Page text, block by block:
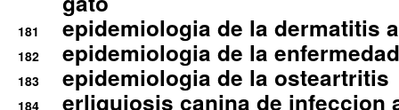
181 epidemiologia de la dermatitis
182 epidemiologia de la
183 epidemiologia de la osteartritis
184
erliquiosis canina de infeccion